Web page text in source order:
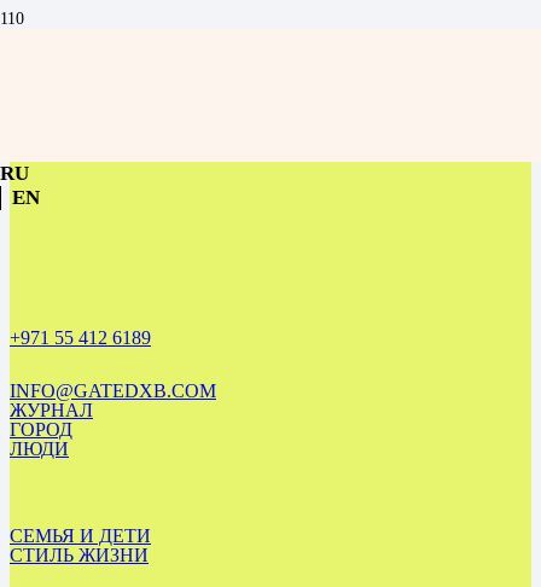
RU
EN
+971 55 412 6189
INFO@GATEDXB.COM
ЖУРНАЛ
ГОРОД
ЛЮДИ
СЕМЬЯ И ДЕТИ
СТИЛЬ ЖИЗНИ